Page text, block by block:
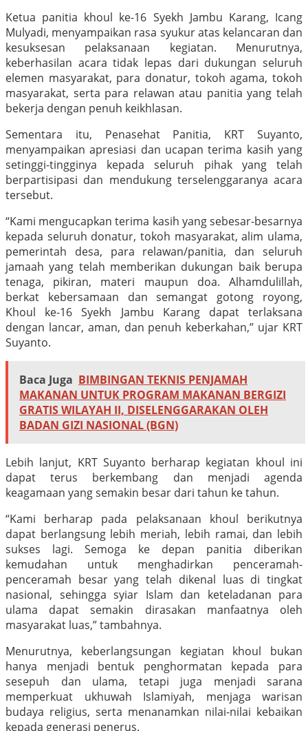
Ketua panitia khoul ke-16 Syekh Jambu Karang, Icang
Mulyadi, menyampaikan rasa syukur atas kelancaran dan
kesuksesan pelaksanaan kegiatan. Menurutnya,
keberhasilan acara tidak lepas dari dukungan seluruh
elemen masyarakat, para donatur, tokoh agama, tokoh
masyarakat, serta para relawan atau panitia yang telah
bekerja dengan penuh keikhlasan.
Sementara itu, Penasehat Panitia, KRT Suyanto,
menyampaikan apresiasi dan ucapan terima kasih yang
setinggi-tingginya kepada seluruh pihak yang telah
berpartisipasi dan mendukung terselenggaranya acara
tersebut.
“Kami mengucapkan terima kasih yang sebesar-besarnya
kepada seluruh donatur, tokoh masyarakat, alim ulama,
pemerintah desa, para relawan/panitia, dan seluruh
jamaah yang telah memberikan dukungan baik berupa
tenaga, pikiran, materi maupun doa. Alhamdulillah,
berkat kebersamaan dan semangat gotong royong,
Khoul ke-16 Syekh Jambu Karang dapat terlaksana
dengan lancar, aman, dan penuh keberkahan,” ujar KRT
Suyanto.
Baca Juga BIMBINGAN TEKNIS PENJAMAH
MAKANAN UNTUK PROGRAM MAKANAN BERGIZI
GRATIS WILAYAH II, DISELENGGARAKAN OLEH
BADAN GIZI NASIONAL (BGN)
Lebih lanjut, KRT Suyanto berharap kegiatan khoul ini
dapat terus berkembang dan menjadi agenda
keagamaan yang semakin besar dari tahun ke tahun.
“Kami berharap pada pelaksanaan khoul berikutnya
dapat berlangsung lebih meriah, lebih ramai, dan lebih
sukses lagi. Semoga ke depan panitia diberikan
kemudahan untuk menghadirkan penceramah-
penceramah besar yang telah dikenal luas di tingkat
nasional, sehingga syiar Islam dan keteladanan para
ulama dapat semakin dirasakan manfaatnya oleh
masyarakat luas,” tambahnya.
Menurutnya, keberlangsungan kegiatan khoul bukan
hanya menjadi bentuk penghormatan kepada para
sesepuh dan ulama, tetapi juga menjadi sarana
memperkuat ukhuwah Islamiyah, menjaga warisan
budaya religius, serta menanamkan nilai-nilai kebaikan
kepada generasi penerus.